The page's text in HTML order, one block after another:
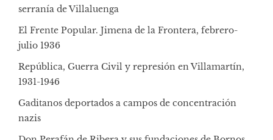
serranía de Villaluenga
El Frente Popular. Jimena de la Frontera, febrero-
julio 1936
República, Guerra Civil y represión en Villamartín,
1931-1946
Gaditanos deportados a campos de concentración
nazis